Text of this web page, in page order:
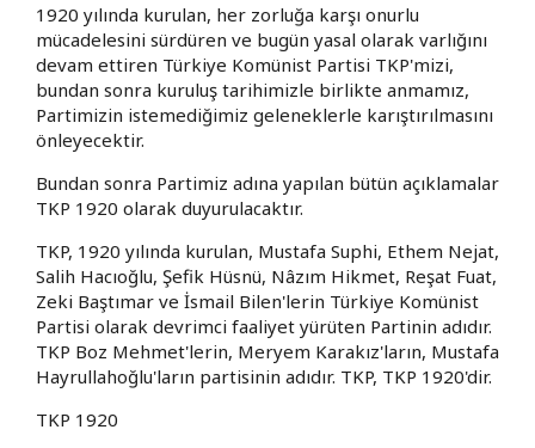
1920 yılında kurulan, her zorluğa karşı onurlu
mücadelesini sürdüren ve bugün yasal olarak varlığını
devam ettiren Türkiye Komünist Partisi TKP'mizi,
bundan sonra kuruluş tarihimizle birlikte anmamız,
Partimizin istemediğimiz geleneklerle karıştırılmasını
önleyecektir.
Bundan sonra Partimiz adına yapılan bütün açıklamalar
TKP 1920 olarak duyurulacaktır.
TKP, 1920 yılında kurulan, Mustafa Suphi, Ethem Nejat,
Salih Hacıoğlu, Şefik Hüsnü, Nâzım Hikmet, Reşat Fuat,
Zeki Baştımar ve İsmail Bilen'lerin Türkiye Komünist
Partisi olarak devrimci faaliyet yürüten Partinin adıdır.
TKP Boz Mehmet'lerin, Meryem Karakız'ların, Mustafa
Hayrullahoğlu'ların partisinin adıdır. TKP, TKP 1920'dir.
TKP 1920